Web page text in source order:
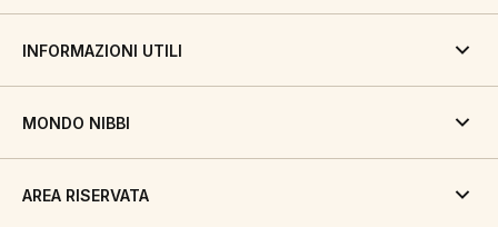
INFORMAZIONI UTILI
MONDO NIBBI
AREA RISERVATA